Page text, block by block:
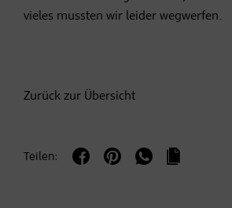
vieles mussten wir leider wegwerfen.
Zurück zur Übersicht
Teilen: